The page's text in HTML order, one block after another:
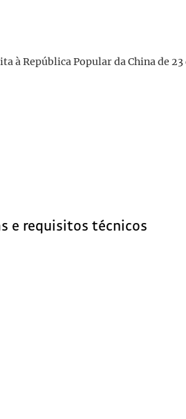
à República Popular da China de
e requisitos técnicos